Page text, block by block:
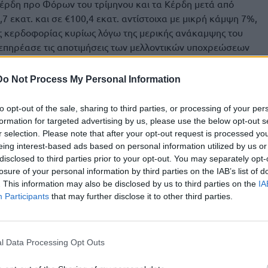
Not Process My Personal Information
opt-out of the sale, sharing to third parties, or processing of your
for targeted advertising by us, please use the below opt-out
selection. Please note that after your opt-out request is processed
interest-based ads based on personal information utilized by us
to third parties prior to your opt-out. You may separately
of your personal information by third parties on the IAB’s list of
This information may also be disclosed by us to third parties on the
Participants that may further disclose it to other third parties.
Data Processing Opt Outs
προ Φόρων του τρίμηνου και τα Κέρδη μετά από
και σε €100,4 εκατ. αντίστοιχα με μικρή κάμψη 7%,
κερδοφορίας κυρίως λόγω της μερικής ανάκαμψης του
τις αποτιμήσεις των μελλοντικών υποχρεώσεων
ισολογισμό του Ομίλου.
λοιπές χρηματοοικονομικές επενδύσεις
στις 30.09.2025.
Σύμβουλος, ανέφερε σχετικά:
ανάπτυξης και επιβεβαίωσης της δυναμικής της
ταξίδια παραμένει ισχυρή, με αυξημένη συμμετοχή τόσο
της χώρας μας, ενώ η εμπιστοσύνη των
επενδύσεις στο προϊόν και στις υπηρεσίες μας.
οι δείκτες λειτουργικής και καθαρής κερδοφορίας είναι
κλάδου μας. Παράλληλα, η ιδιαίτερα επιτυχημένη και ισχυρή
έκδοσης από την επενδυτική αγορά ενισχύουν περαιτέρω